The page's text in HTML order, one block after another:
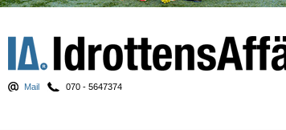
Mail 070 - 5647374